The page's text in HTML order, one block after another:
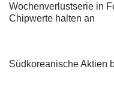
Wochenverlustserie in
Chipwerte halten an
Südkoreanische Aktien